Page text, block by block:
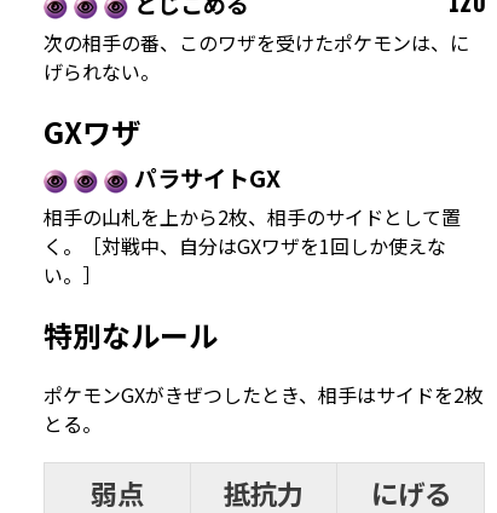
次の相手の番、このワザを受けたポケモンは、に
げられない。
GXワザ
パラサイトGX
相手の山札を上から2枚、相手のサイドとして置
く。［対戦中、自分はGXワザを1回しか使えな
い。］
特別なルール
ポケモンGXがきぜつしたとき、相手はサイドを2枚
とる。
弱点 抵抗力 にげる